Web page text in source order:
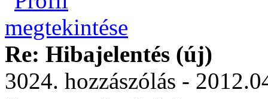
Re: Hibajelentés (új)
3024. hozzászólás -